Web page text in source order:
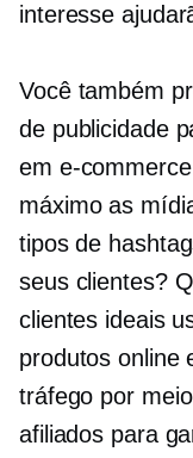
interesse
Você também
de publicidade
em e-
máximo as
tipos de
seus clientes?
clientes ideais
produtos online
tráfego por
afiliados para